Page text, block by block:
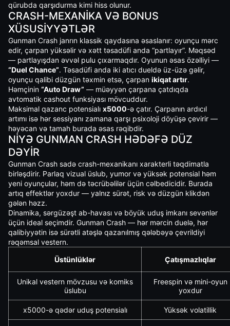
qürubda qarşıdurma kimi hiss olunur.
CRASH-MEXANIKA VƏ BONUS
XÜSUSIYYƏTLƏR
Gunman Crash janrın klassik qaydasına əsaslanır: oyunçu mərc
edir, çarpan yüksəlir və xətt təsadüfi anda “partlayır”. Məqsəd
— partlayışdan əvvəl pulu çıxarmaqdır. Oyunun əsas özəlliyi —
“Duel Chance”. Təsadüfi anda iki atıcı dueldə üz-üzə gəlir,
oyunçu qalibi düzgün təxmin etsə, çarpan ikiqat artır.
Həmçinin “Auto Draw” — müəyyən çarpana çatdıqda
avtomatik cashout funksiyası mövcuddur.
Maksimal qazanc potensialı x5000-ə çatır. Çarpanın ardıcıl
artımı isə hər sessiyanı zamana qarşı psixoloji döyüşə çevirir —
həyəcan və tamah burada əsas rəqibdir.
NIYƏ GUNMAN CRASH HƏDƏFƏ DÜZ
DƏYIR
Gunman Crash sadə crash-mexanikanı xarakterli təqdimatla
birləşdirir. Parlaq vizual üslub, yumor və yüksək potensial həm
yeni oyunçular, həm də təcrübəlilər üçün cəlbedicidir. Burada
artıq effektlər yoxdur — yalnız sürət, risk və düzgün klikdən
gələn həzz.
Dinamika, sərgüzəşt ab-havası və böyük uduş imkanı sevənlər
üçün ideal seçimdir. Gunman Crash — hər mərcin duelə, hər
qalibiyyətin isə sürətli atəşlə qazanılmış qələbəyə çevrildiyi
rəqəmsal vestern.
Üstünlüklər
Çatışmazlıqlar
Unikal vestern mövzusu və komiks
üslubu
Freespin və mini-oyun
yoxdur
x5000-ə qədər uduş potensialı Yüksək volatillik